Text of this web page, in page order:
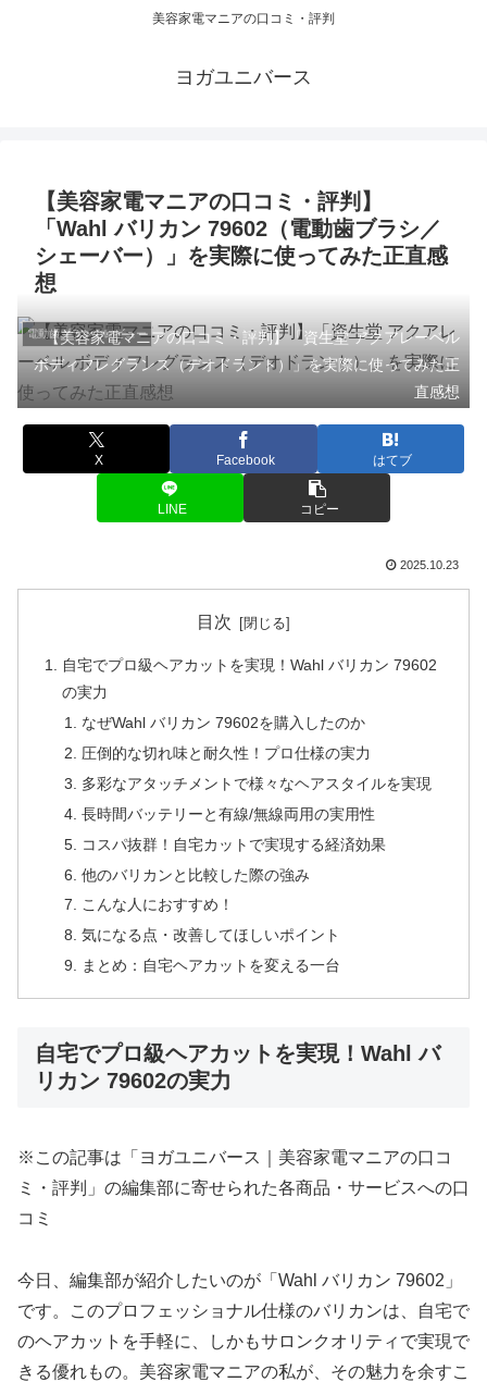
美容家電マニアの口コミ・評判
ヨガユニバース
【美容家電マニアの口コミ・評判】
「Wahl バリカン 79602（電動歯ブラシ／
シェーバー）」を実際に使ってみた正直感
想
電動歯ブラシのレビュー
【美容家電マニアの口コミ・評判】「資生堂 アクアレーベル
ボディフレグランス（デオドラント）」を実際に使ってみた正
直感想
X Facebook はてブ
LINE コピー
2025.10.23
目次
自宅でプロ級ヘアカットを実現！Wahl バリカン 79602
の実力
なぜWahl バリカン 79602を購入したのか
圧倒的な切れ味と耐久性！プロ仕様の実力
多彩なアタッチメントで様々なヘアスタイルを実現
長時間バッテリーと有線/無線両用の実用性
コスパ抜群！自宅カットで実現する経済効果
他のバリカンと比較した際の強み
こんな人におすすめ！
気になる点・改善してほしいポイント
まとめ：自宅ヘアカットを変える一台
自宅でプロ級ヘアカットを実現！Wahl バ
リカン 79602の実力
※この記事は「ヨガユニバース｜美容家電マニアの口コ
ミ・評判」の編集部に寄せられた各商品・サービスへの口
コミ
今日、編集部が紹介したいのが「Wahl バリカン 79602」
です。このプロフェッショナル仕様のバリカンは、自宅で
のヘアカットを手軽に、しかもサロンクオリティで実現で
きる優れもの。美容家電マニアの私が、その魅力を余すこ